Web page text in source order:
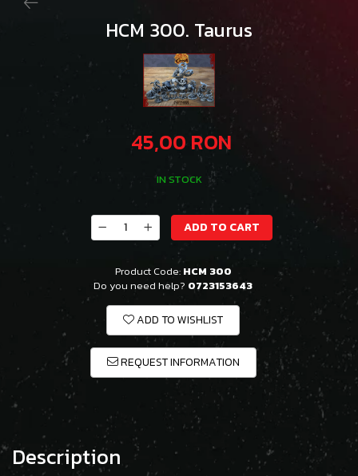
HCM 300. Taurus
45,00 RON
IN STOCK
ADD TO CART
Product Code: HCM 300
Do you need help? 0723153643
ADD TO WISHLIST
REQUEST INFORMATION
Description